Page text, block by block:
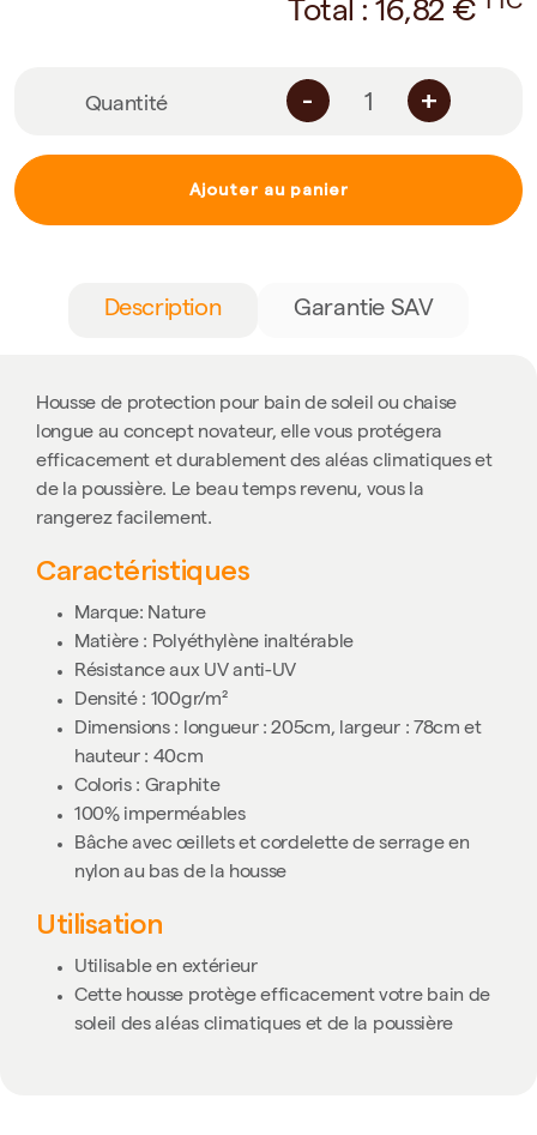
Total :16,82 €
Quantité - +
Ajouter au panier
Description Garantie SAV
Housse de protection pour bain de soleil ou chaise
longue au concept novateur, elle vous protégera
efficacement et durablement des aléas climatiques et
de la poussière. Le beau temps revenu, vous la
rangerez facilement.
Caractéristiques
Marque: Nature
Matière : Polyéthylène inaltérable
Résistance aux UV anti-UV
Densité : 100gr/m²
Dimensions : longueur : 205cm, largeur : 78cm et
hauteur : 40cm
Coloris : Graphite
100% imperméables
Bâche avec œillets et cordelette de serrage en
nylon au bas de la housse
Utilisation
Utilisable en extérieur
Cette housse protège efficacement votre bain de
soleil des aléas climatiques et de la poussière